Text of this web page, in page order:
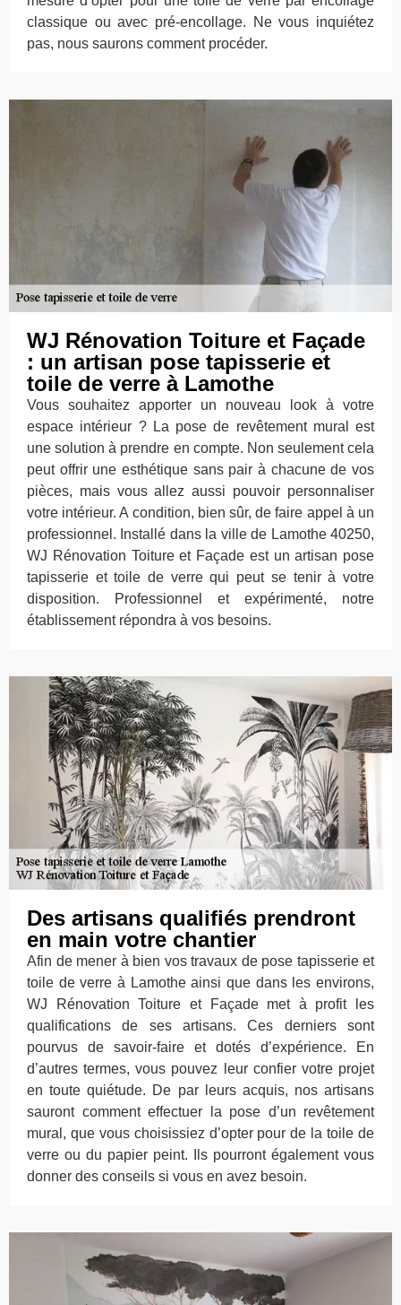
classique ou avec pré-encollage. Ne vous inquiétez
pas, nous saurons comment procéder.
WJ Rénovation Toiture et Façade
: un artisan pose tapisserie et
toile de verre à Lamothe
Vous souhaitez apporter un nouveau look à votre
espace intérieur ? La pose de revêtement mural est
une solution à prendre en compte. Non seulement cela
peut offrir une esthétique sans pair à chacune de vos
pièces, mais vous allez aussi pouvoir personnaliser
votre intérieur. A condition, bien sûr, de faire appel à un
professionnel. Installé dans la ville de Lamothe 40250,
WJ Rénovation Toiture et Façade est un artisan pose
tapisserie et toile de verre qui peut se tenir à votre
disposition. Professionnel et expérimenté, notre
établissement répondra à vos besoins.
Des artisans qualifiés prendront
en main votre chantier
Afin de mener à bien vos travaux de pose tapisserie et
toile de verre à Lamothe ainsi que dans les environs,
WJ Rénovation Toiture et Façade met à profit les
qualifications de ses artisans. Ces derniers sont
pourvus de savoir-faire et dotés d’expérience. En
d’autres termes, vous pouvez leur confier votre projet
en toute quiétude. De par leurs acquis, nos artisans
sauront comment effectuer la pose d’un revêtement
mural, que vous choisissiez d’opter pour de la toile de
verre ou du papier peint. Ils pourront également vous
donner des conseils si vous en avez besoin.